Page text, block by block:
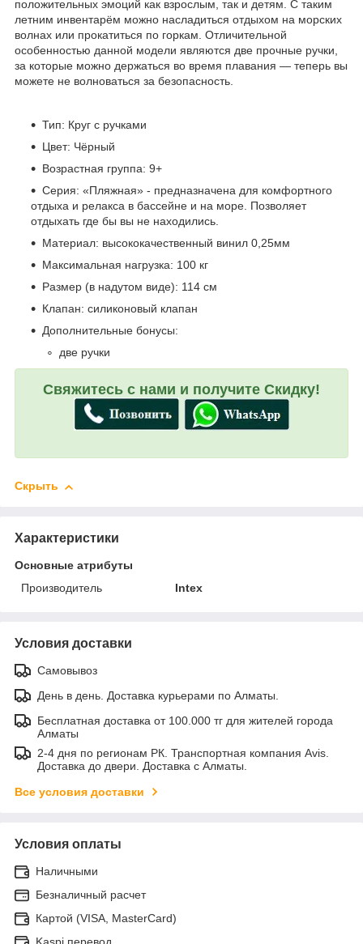
положительных эмоций как взрослым, так и детям. С таким
летним инвентарём можно насладиться отдыхом на морских
волнах или прокатиться по горкам. Отличительной
особенностью данной модели являются две прочные ручки,
за которые можно держаться во время плавания — теперь вы
можете не волноваться за безопасность.
Тип: Круг с ручками
Цвет: Чёрный
Возрастная группа: 9+
Серия: «Пляжная» - предназначена для комфортного
отдыха и релакса в бассейне и на море. Позволяет
отдыхать где бы вы не находились.
Материал: высококачественный винил 0,25мм
Максимальная нагрузка: 100 кг
Размер (в надутом виде): 114 см
Клапан: силиконовый клапан
Дополнительные бонусы:
две ручки
Свяжитесь с нами и получите Скидку!
Скрыть
Характеристики
Основные атрибуты
Производитель
Intex
Условия доставки
Самовывоз
День в день. Доставка курьерами по Алматы.
Бесплатная доставка от 100.000 тг для жителей города
Алматы
2-4 дня по регионам РК. Транспортная компания Avis.
Доставка до двери. Доставка с Алматы.
Все условия доставки
Условия оплаты
Наличными
Безналичный расчет
Картой (VISA, MasterCard)